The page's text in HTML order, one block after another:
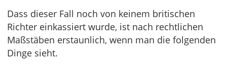
Dass dieser Fall noch von keinem britischen
Richter einkassiert wurde, ist nach rechtlichen
Maßstäben erstaunlich, wenn man die folgenden
Dinge sieht.